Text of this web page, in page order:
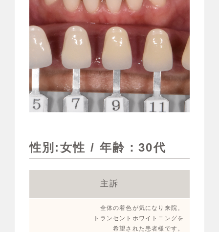
性別:女性 / 年齢：30代
主訴
全体の着色が気になり来院。
トランセントホワイトニングを
希望された患者様です。